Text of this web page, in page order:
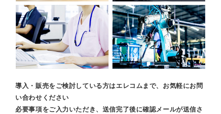
導入・販売をご検討している方はエレコムまで、お気軽にお問
い合わせください
必要事項をご入力いただき、送信完了後に確認メールが送信さ